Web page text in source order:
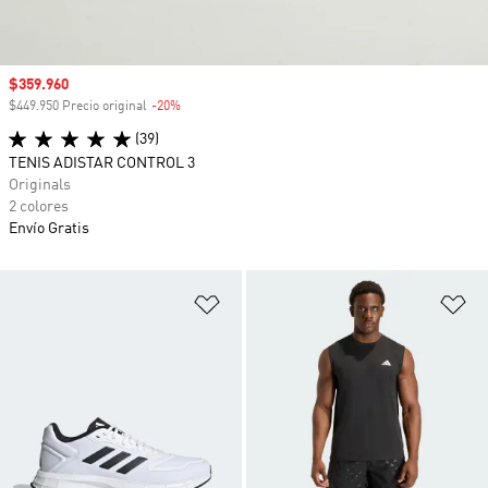
Añadir a la lista de deseos
Precio de venta
$359.960
$449.950 Precio original -20%
(39)
TENIS ADISTAR CONTROL 3
Originals
2 colores
Envío Gratis